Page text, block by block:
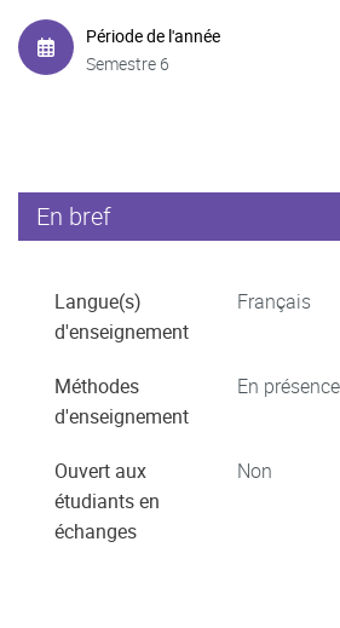
Période de l'année
Semestre 6
En bref
Langue(s)
d'enseignement
Français
Méthodes
d'enseignement
En présence
Ouvert aux
étudiants en
échanges
Non